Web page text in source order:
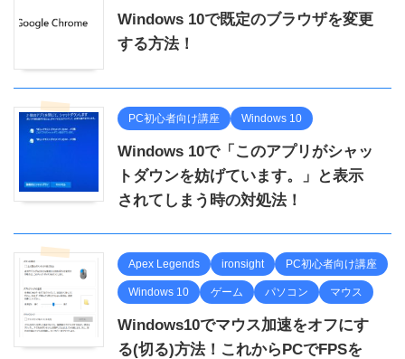
Windows 10で既定のブラウザを変更
する方法！
PC初心者向け講座 Windows 10
Windows 10で「このアプリがシャッ
トダウンを妨げています。」と表示
されてしまう時の対処法！
Apex Legends ironsight PC初心者向け講座
Windows 10 ゲーム パソコン マウス
Windows10でマウス加速をオフにす
る(切る)方法！これからPCでFPSを